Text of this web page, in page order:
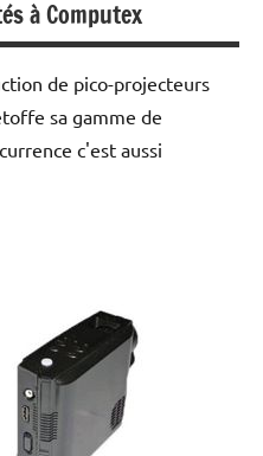
à Computex
de pico-projecteurs
sa gamme de
c'est aussi